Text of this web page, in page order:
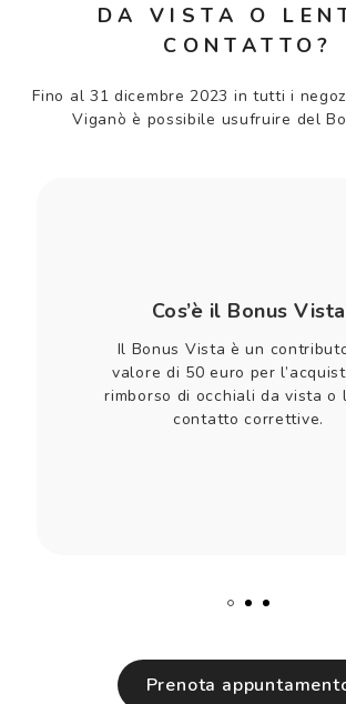
DA VISTA O
CONTATTO?
Fino al 31 dicembre 2023 in tutti i
Viganò è possibile usufruire del
Cos’è il Bonus Vista
Il Bonus Vista è un
valore di 50 euro per
rimborso di occhiali da vista o
contatto correttive.
Prenota